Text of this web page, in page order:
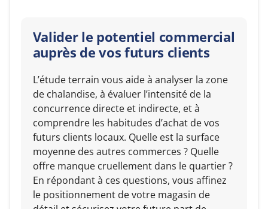
Valider le potentiel commercial
auprès de vos futurs clients
L’étude terrain vous aide à analyser la zone
de chalandise, à évaluer l’intensité de la
concurrence directe et indirecte, et à
comprendre les habitudes d’achat de vos
futurs clients locaux. Quelle est la surface
moyenne des autres commerces ? Quelle
offre manque cruellement dans le quartier ?
En répondant à ces questions, vous affinez
le positionnement de votre magasin de